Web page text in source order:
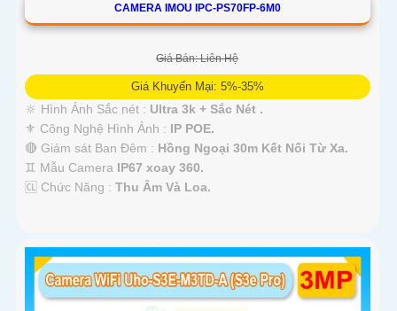
CAMERA IMOU IPC-PS70FP-6M0
Giá Bán: Liên Hệ
Giá Khuyến Mại: 5%-35%
🔆 Hình Ảnh Sắc nét : Ultra 3k + Sắc Nét .
⚜️ Công Nghệ Hình Ảnh : IP POE.
🔴 Giám sát Ban Đêm : Hồng Ngoại 30m Kết Nối Từ Xa.
♊ Mẫu Camera IP67 xoay 360.
️🆑 Chức Năng : Thu Âm Và Loa.